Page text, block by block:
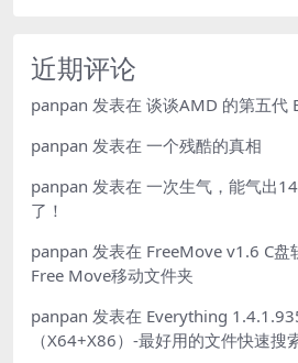
近期评论
panpan 发表在 谈谈AMD 的第五代
panpan 发表在 一个残酷的真相
panpan 发表在 一次生气，能气出
了！
panpan 发表在 FreeMove v1.6 C
Free Move移动文件夹
panpan 发表在 Everything
（X64+X86）-最好用的文件快速搜